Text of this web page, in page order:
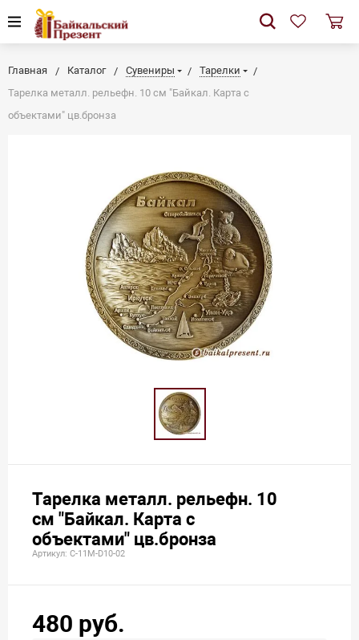
Главная Каталог Сувениры
Тарелки
Тарелка металл. рельефн. 10 см "Байкал. Карта с
объектами" цв.бронза
Тарелка металл. рельефн. 10
см "Байкал. Карта с
объектами" цв.бронза
Артикул: С-11М-D10-02
480 руб.